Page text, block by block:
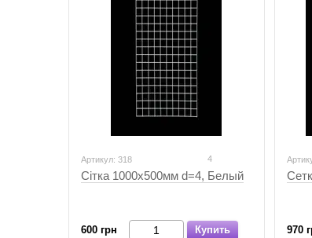
Артикул: 318 4
Сітка 1000х500мм d=4, Белый
600 грн Купить 970